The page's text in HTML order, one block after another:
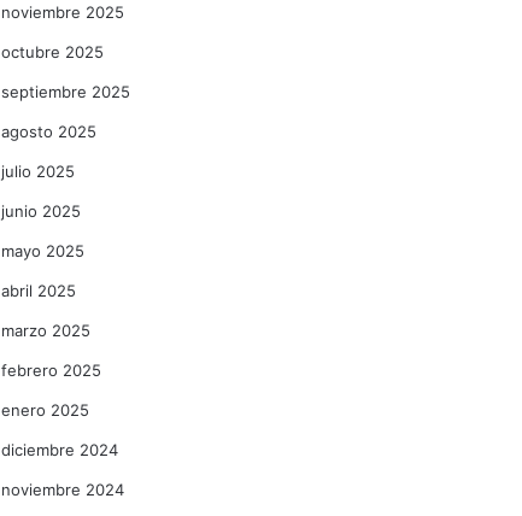
noviembre 2025
octubre 2025
septiembre 2025
agosto 2025
julio 2025
junio 2025
mayo 2025
abril 2025
marzo 2025
febrero 2025
enero 2025
diciembre 2024
noviembre 2024